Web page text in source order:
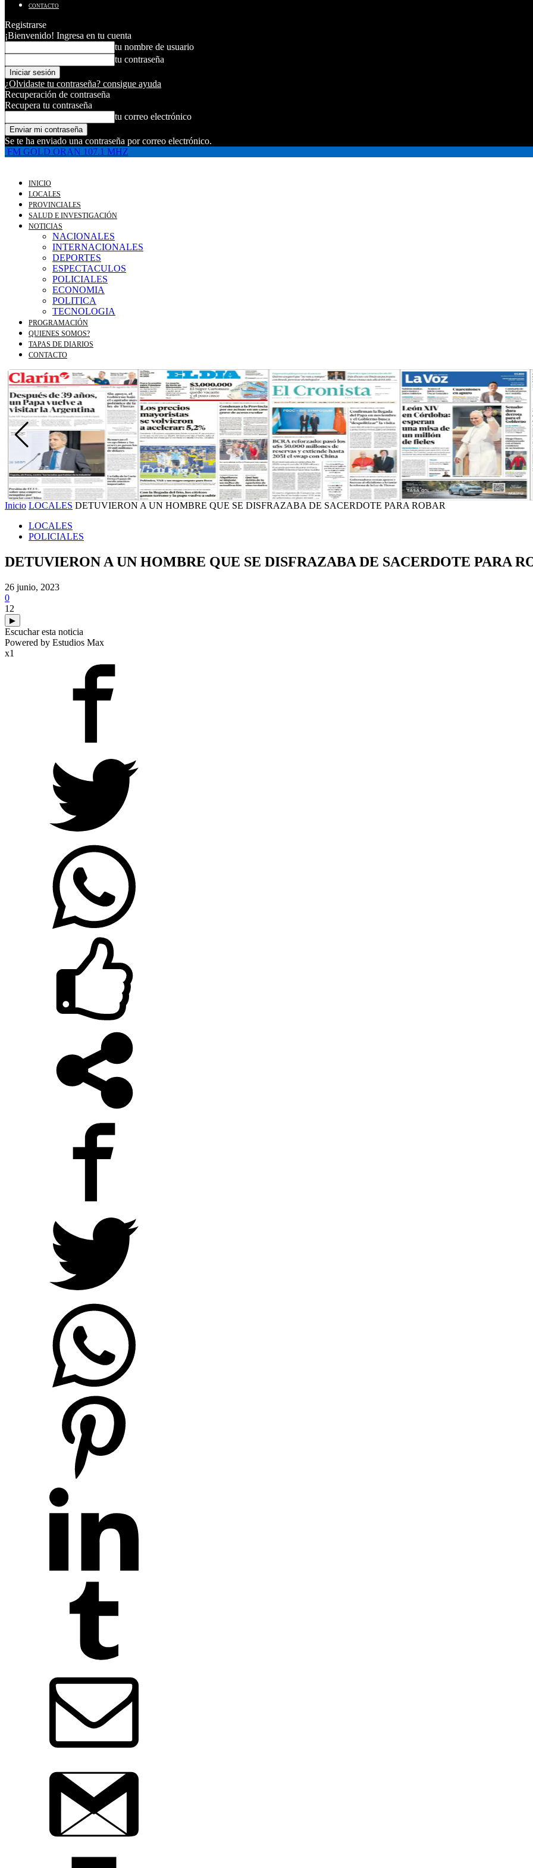
CONTACTO
Registrarse
¡Bienvenido! Ingresa en tu cuenta
tu nombre de usuario
tu contraseña
¿Olvidaste tu contraseña? consigue ayuda
Recuperación de contraseña
Recupera tu contraseña
tu correo electrónico
Se te ha enviado una contraseña por correo electrónico.
FM GOLD ORAN 107.1 MHZ
INICIO
LOCALES
PROVINCIALES
SALUD E INVESTIGACIÓN
NOTICIAS
NACIONALES
INTERNACIONALES
DEPORTES
ESPECTACULOS
POLICIALES
ECONOMIA
POLITICA
TECNOLOGIA
PROGRAMACIÓN
QUIENES SOMOS?
TAPAS DE DIARIOS
CONTACTO
Inicio LOCALES DETUVIERON A UN HOMBRE QUE SE DISFRAZABA DE SACERDOTE PARA ROBAR
LOCALES
POLICIALES
DETUVIERON A UN HOMBRE QUE SE DISFRAZABA DE SACERDOTE PARA
26 junio, 2023
0
12
▶
Escuchar esta noticia
Powered by Estudios Max
x1